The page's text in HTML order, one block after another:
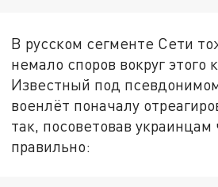
В русском сегменте Сети
немало споров вокруг этого
Известный под
военлёт поначалу
так, посоветовав украинцам
правильно: